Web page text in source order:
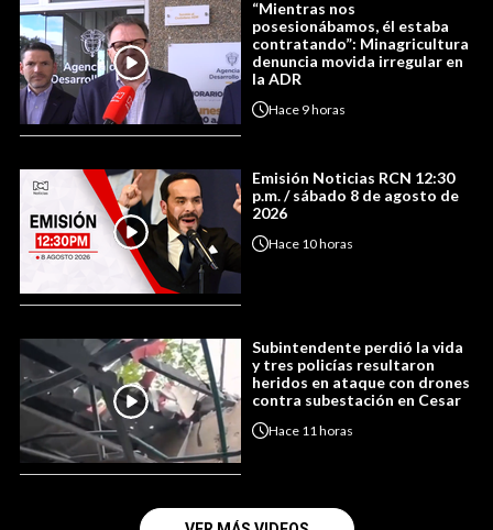
“Mientras nos
posesionábamos, él estaba
contratando”: Minagricultura
denuncia movida irregular en
la ADR
Hace 9 horas
Emisión Noticias RCN 12:30
p.m. / sábado 8 de agosto de
2026
Hace 10 horas
Subintendente perdió la vida
y tres policías resultaron
heridos en ataque con drones
contra subestación en Cesar
Hace 11 horas